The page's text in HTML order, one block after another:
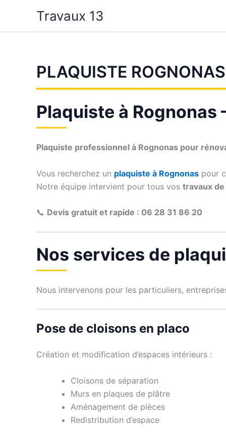
contenu
Travaux 13
PLAQUISTE ROGNONAS
Plaquiste à
Plaquiste professionnel à Rognonas pour
Vous recherchez un plaquiste à Rognonas pour
Notre équipe intervient pour tous vos travaux
📞 Devis gratuit et rapide : 06 28 31 86 20
Nos services de
Nous intervenons pour les particuliers,
Pose de cloisons en placo
Création et modification d’espaces intérieurs :
Cloisons de séparation
Murs en plaques de plâtre
Aménagement de pièces
Redistribution d’espace